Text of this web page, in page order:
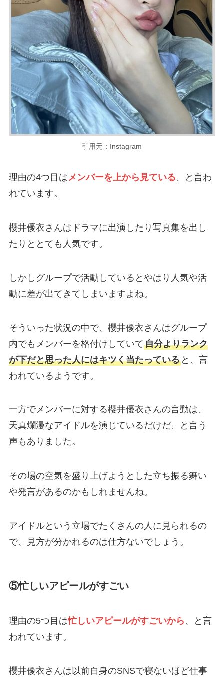
引用元：Instagram
理由の4つ目はメンバーを上から見ている、と言わ
れています。
櫻井優衣さんはドラマに出演したり写真集を出し
たりととても人気です。
しかしグループで活動しているとやはり人気や活
動に差が出てきてしまいますよね。
そういった状況の中で、櫻井優衣さんはグループ
内でもメンバーを格付けしていて自分よりランク
が下だと思った人にはキツく当たっていると、言
われているようです。
一方でメンバーに対する櫻井優衣さんの言動は、
天真爛漫なアイドルを演じているだけだ、と言う
声もありました。
その場の空気を盛り上げようとした立ち振る舞い
や発言があるのかもしれませんね。
アイドルという立場でたくさんの人に見られるの
で、見方が分かれるのは仕方ないでしょう。
⑤忙しいアピールがすごい
理由の5つ目は忙しいアピールがすごいから 、と言
われています。
櫻井優衣さんは以前自身のSNSで寝ないほど仕事